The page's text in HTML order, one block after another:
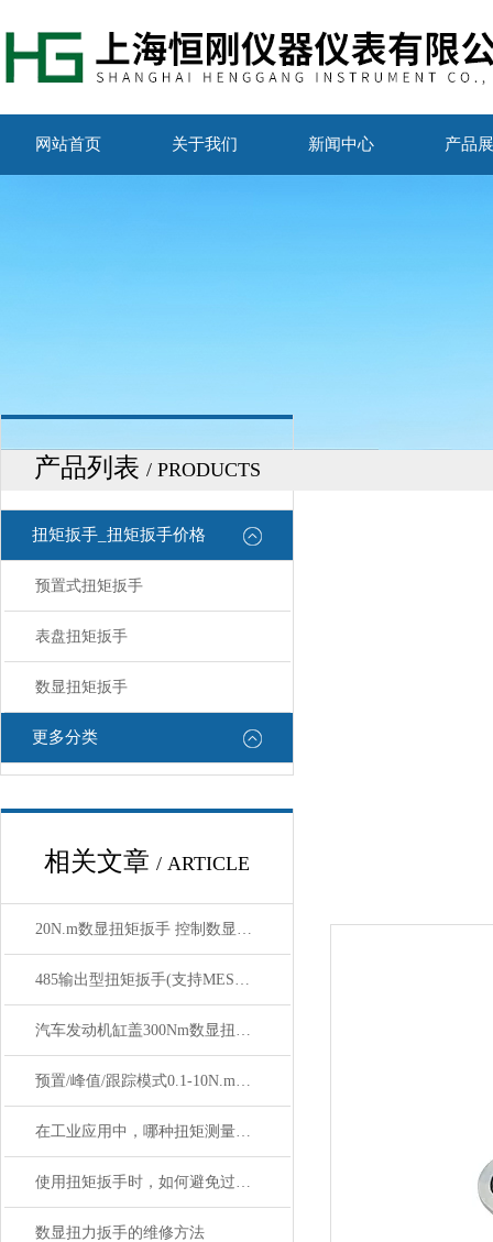
网站首页 关于我们 新闻中心 产品
产品列表 / PRODUCTS
扭矩扳手_扭矩扳手价格
预置式扭矩扳手
表盘扭矩扳手
数显扭矩扳手
更多分类
相关文章 / ARTICLE
20N.m数显扭矩扳手 控制数显扭矩扳手
485输出型扭矩扳手(支持MES系统对接,实现工单数据绑定)
汽车发动机缸盖300Nm数显扭矩扳手（M10-M16 螺栓紧固）
预置/峰值/跟踪模式0.1-10N.m数显扭矩扳手
在工业应用中，哪种扭矩测量工具更为常用？
使用扭矩扳手时，如何避免过紧或不够紧的问题？
数显扭力扳手的维修方法